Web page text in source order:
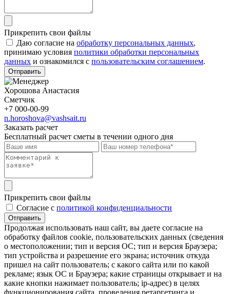
Прикрепить свои файлы
Даю согласие на обработку персональных данных,
принимаю условия политики обработки персональных
данных и ознакомился с пользовательским соглашением.
Отправить
Хорошова Анастасия
Сметчик
+7 000-00-99
n.horoshova@vashsait.ru
Заказать расчет
Бесплатный расчет сметы в течении одного дня
Прикрепить свои файлы
Cогласие с политикой конфиденциальности
Отправить
Продолжая использовать наш сайт, вы даете согласие на
обработку файлов cookie, пользовательских данных (сведения
о местоположении; тип и версия ОС; тип и версия Браузера;
тип устройства и разрешение его экрана; источник откуда
пришел на сайт пользователь; с какого сайта или по какой
рекламе; язык ОС и Браузера; какие страницы открывает и на
какие кнопки нажимает пользователь; ip-адрес) в целях